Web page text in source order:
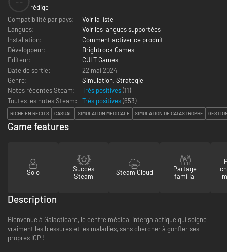
rédigé
Compatibilité par pays:
Voir la liste
Langues:
Voir les langues supportées
Installation:
Comment activer ce produit
Développeur:
Brightrock Games
Editeur:
CULT Games
Date de sortie:
22 mai 2024
Genre:
Simulation, Stratégie
Notes récentes Steam:
Très positives(11)
Toutes les notes Steam:
Très positives(653)
RICHE EN RÉCITS CASUAL SIMULATION MÉDICALE SIMULATION DE CATASTROPHE
Game features
Solo
Succès
Steam
Steam Cloud
Partage
familial
Description
Bienvenue à Galacticare, le centre médical intergalactique qui soigne
vraiment les blessures et les maladies, sans chercher à gonfler ses
propres ICP !